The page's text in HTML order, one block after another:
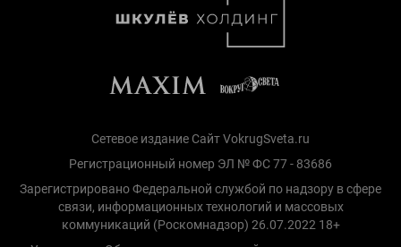
Сетевое издание Сайт VokrugSveta.ru
Регистрационный номер ЭЛ № ФС 77 - 83686
Зарегистрировано Федеральной службой по надзору в сфере
связи, информационных технологий и массовых
коммуникаций (Роскомнадзор) 26.07.2022 18+